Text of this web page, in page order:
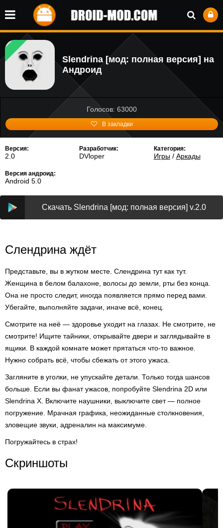
Slendrina [мод: полная версия] на
Андроид
Голосов: 63000
В закладки
Версия:
2.0
Разработчик:
DVloper
Категория:
Игры/ Аркады
Версия андроид:
Android 5.0
Скачать Slendrina [мод: полная версия] v.2.0
Слендрина ждёт
Представьте, вы в жутком месте. Слендрина тут как тут.
Женщина в белом балахоне, волосы до земли, рты без конца.
Она не просто следит, иногда появляется прямо перед вами.
Убегайте, выполняйте задачи, иначе всё, конец.
Смотрите на неё — здоровье уходит на глазах. Не смотрите, не
смотрите! Ищите тайники, открывайте двери и заглядывайте в
ящики. В каждой комнате может прятаться что-то важное.
Нужно собрать всё, чтобы сбежать от этого ужаса.
Загляните в уголки, не упускайте детали. Только тогда шансов
больше. Если вы фанат ужасов, попробуйте Slendrina 2D или
Slendrina X. Включите наушники, выключите свет — полное
погружение. Мрачная графика, неожиданные столкновения,
зловещие звуки, адреналин на максимуме.
Погружайтесь в страх!
Скриншоты